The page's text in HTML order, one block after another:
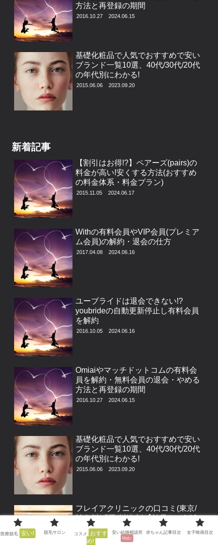
方法と再登録の期間
2016.10.27 2024.06.15
基礎化粧品で人気でおすすめで安い
ブランド一覧10選、40代/30代/20代
の年代別にわかる!
2015.06.06 2023.09.20
新着記事
【割引はお得!?】ペアーズ(pairs)の
料金が高い!安くする方法(おすすめ
の料金体系・料金プラン)
2015.11.05 2024.06.17
Withの有料会員やVIP会員(プレミア
ム会員)の解約・退会の仕方
2017.04.08 2024.06.16
ユーブライドは退会できない!?
youbrideの自動更新停止し有料会員
を解約
2016.10.05 2024.06.16
Omiaiやマッチドットコムの有料会
員を解約・無料会員の退会・やめる
方法と再登録の期間
2016.10.27 2024.06.15
基礎化粧品で人気でおすすめで安い
ブランド一覧10選、40代/30代/20代
の年代別にわかる!
2015.06.06 2023.09.20
フレイアクリニックの口コミ(東京/
神奈川/町田/川崎市)【効果ない/VIO
脱毛は痛い?】
2019.07.18 2023.03.13
医療脱毛 安い! 脱毛サロン コスメ
おすす
め!
安い結婚相談所
Hot♪
赤ちゃん記事目次 女子映画目次